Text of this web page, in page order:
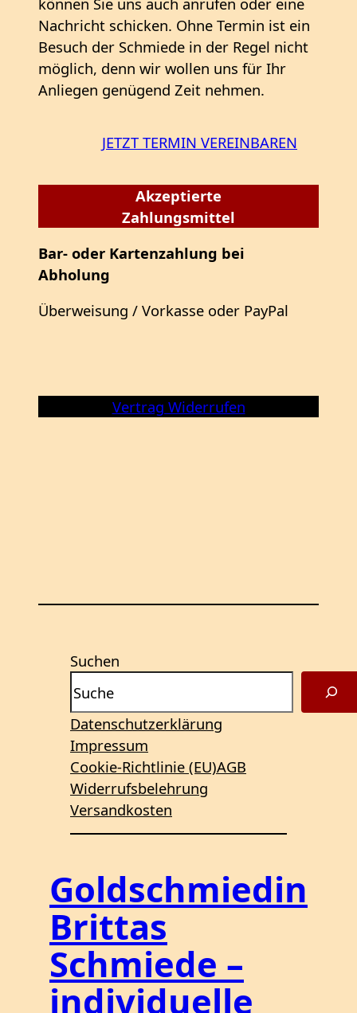
Nachricht schicken. Ohne Termin ist ein
Besuch der Schmiede in der Regel nicht
möglich, denn wir wollen uns für Ihr
Anliegen genügend Zeit nehmen.
JETZT TERMIN VEREINBAREN
Akzeptierte
Zahlungsmittel
Bar- oder Kartenzahlung bei
Abholung
Überweisung / Vorkasse oder PayPal
Vertrag Widerrufen
Suchen
Datenschutzerklärung
Impressum
Cookie-Richtlinie (EU)AGB
Widerrufsbelehrung
Versandkosten
Goldschmiedin
Brittas
Schmiede –
individuelle